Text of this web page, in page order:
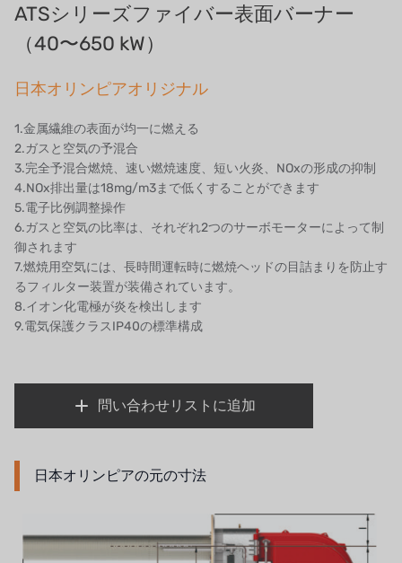
SIEMENSドイツ
デンマークダンフォス
タイHAYCARB
フランスSUNTEC
UK PUROLITE
日本のNOP
日本オリンピック
オルトレマーレ
ATSシリーズファイバー表面バーナー
（40〜650 kW）
日本オリンピアオリジナル
1.金属繊維の表面が均一に燃える
2.ガスと空気の予混合
3.完全予混合燃焼、速い燃焼速度、短い火炎、NOxの形成の抑制
4.NOx排出量は18mg/m3まで低くすることができます
5.電子比例調整操作
6.ガスと空気の比率は、それぞれ2つのサーボモーターによって制
御されます
7.燃焼用空気には、長時間運転時に燃焼ヘッドの目詰まりを防止す
るフィルター装置が装備されています。
8.イオン化電極が炎を検出します
9.電気保護クラスIP40の標準構成
問い合わせリストに追加
日本オリンピアの元の寸法